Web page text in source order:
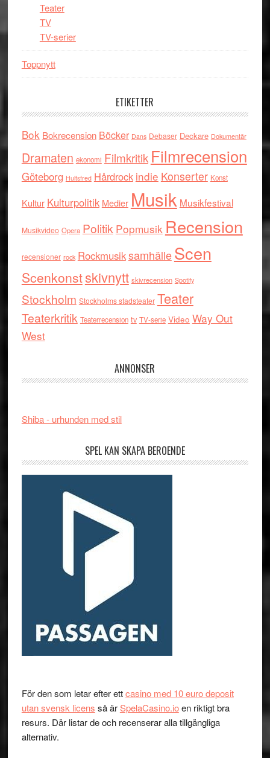
Teater
TV
TV-serier
Toppnytt
ETIKETTER
Bok Bokrecension Böcker Dans Debaser Deckare Dokumentär
Dramaten ekonomi Filmkritik Filmrecension
Göteborg Hultsfred Hårdrock indie Konserter Konst
Kultur Kulturpolitik Medier Musik Musikfestival
Musikvideo Opera Politik Popmusik Recension
recensioner rock RockmusiksamhälleScen
Scenkonstskivnytt skivrecension Spotify
Stockholm Stockholms stadsteater Teater
Teaterkritik Teaterrecension tv TV-serie Video Way Out
West
ANNONSER
Shiba - urhunden med stil
SPEL KAN SKAPA BEROENDE
För den som letar efter ettcasino med 10 euro deposit
utan svensk licens så ärSpelaCasino.ioen riktigt bra
resurs. Där listar de och recenserar alla tillgängliga
alternativ.